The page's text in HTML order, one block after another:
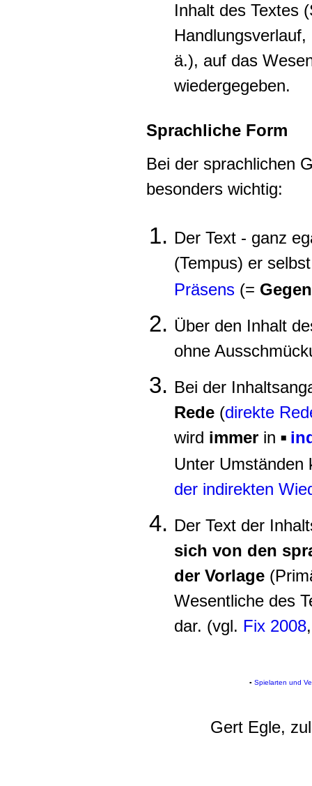
Inhalt des Textes
ä.), auf das
wiedergegeben.
Sprachliche Form
Bei der sprachlichen
besonders wichtig:
Der Text - ganz
(Tempus) er
Präsens (=
Über den Inhalt
ohne
Bei der
Rede (direkte
wird immer in ▪
Unter Umständen
der indirekten
Der Text der
sich von den
der Vorlage
Wesentliche des
dar. (vgl. Fix 2008
▪ Spielarten und
Gert Egle,